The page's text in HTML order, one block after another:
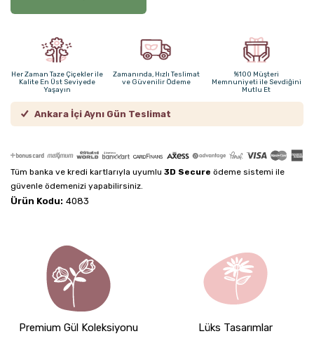
Her Zaman Taze Çiçekler ile
Kalite En Üst Seviyede
Yaşayın
Zamanında, Hızlı Teslimat
ve Güvenilir Ödeme
%100 Müşteri
Memnuniyeti ile Sevdiğini
Mutlu Et
Ankara İçi Aynı Gün Teslimat
Tüm banka ve kredi kartlarıyla uyumlu 3D Secure ödeme sistemi ile
güvenle ödemenizi yapabilirsiniz.
Ürün Kodu: 4083
Premium Gül Koleksiyonu Lüks Tasarımlar